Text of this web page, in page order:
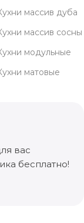
массив дуба
массив сосны
модульные
матовые
вас
бесплатно!